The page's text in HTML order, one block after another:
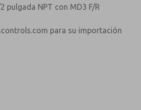
pulgada NPT con MD3 F/R
para su importación